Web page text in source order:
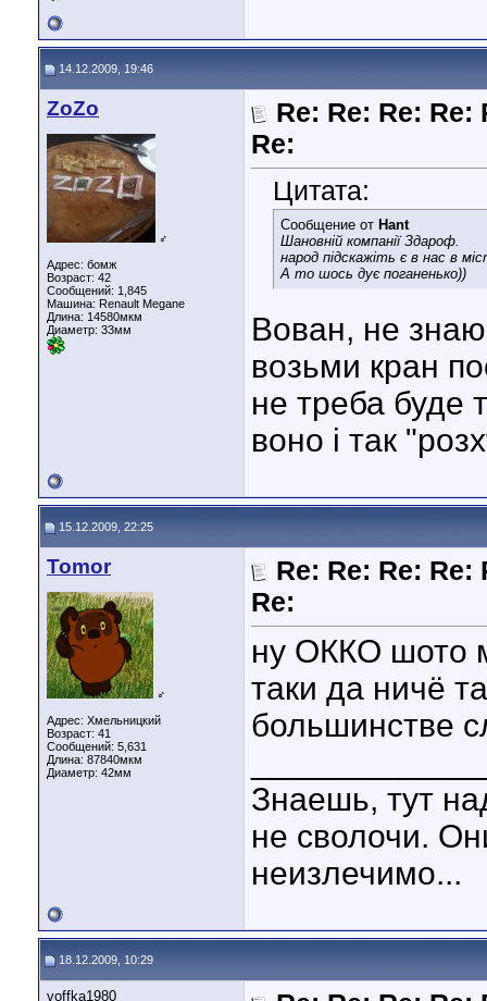
14.12.2009, 19:46
ZoZo
♂
Адрес: бомж
Возраст: 42
Сообщений: 1,845
Машина: Renault Megane
Длина: 14580мкм
Диаметр: 33мм
Re: Re: Re: Re:
Re:
Цитата:
Сообщение от Hant
Шановній компанії Здароф.
народ підскажіть є в нас в
А то шось дує поганенько))
Вован, не
возьми кран
не треба буде
воно і так
15.12.2009, 22:25
Tomor
♂
Адрес: Хмельницкий
Возраст: 41
Сообщений: 5,631
Длина: 87840мкм
Диаметр: 42мм
Re: Re: Re: Re:
Re:
ну ОККО шото
таки да ничё
большинстве
Знаешь, тут
не сволочи.
неизлечимо...
18.12.2009, 10:29
voffka1980